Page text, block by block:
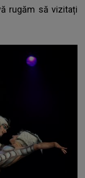
rugăm să vizitați